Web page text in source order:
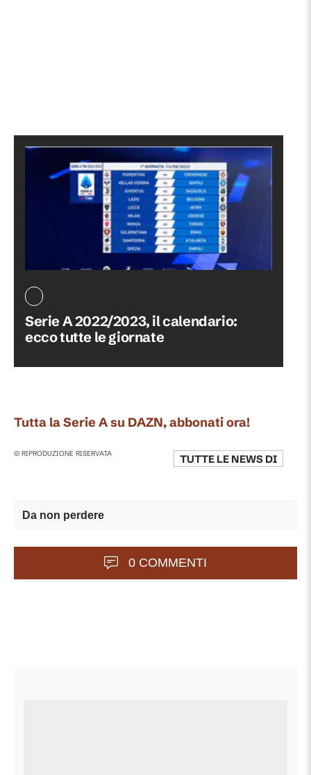
Serie A 2022/2023, il calendario:
ecco tutte le giornate
Tutta la Serie A su DAZN, abbonati ora!
© RIPRODUZIONE RISERVATA TUTTE LE NEWS DI
Da non perdere
0 COMMENTI